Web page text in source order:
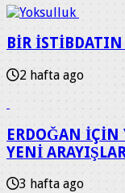
BİR
2 hafta ago
ERDOĞAN
YENİ
3 hafta ago